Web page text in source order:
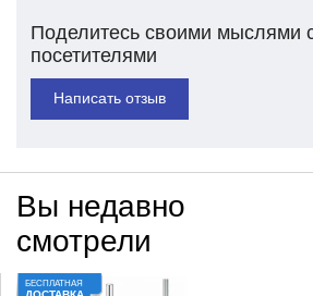
Поделитесь своими мыслями
посетителями
Написать отзыв
Вы недавно
смотрели
БЕСПЛАТНАЯ